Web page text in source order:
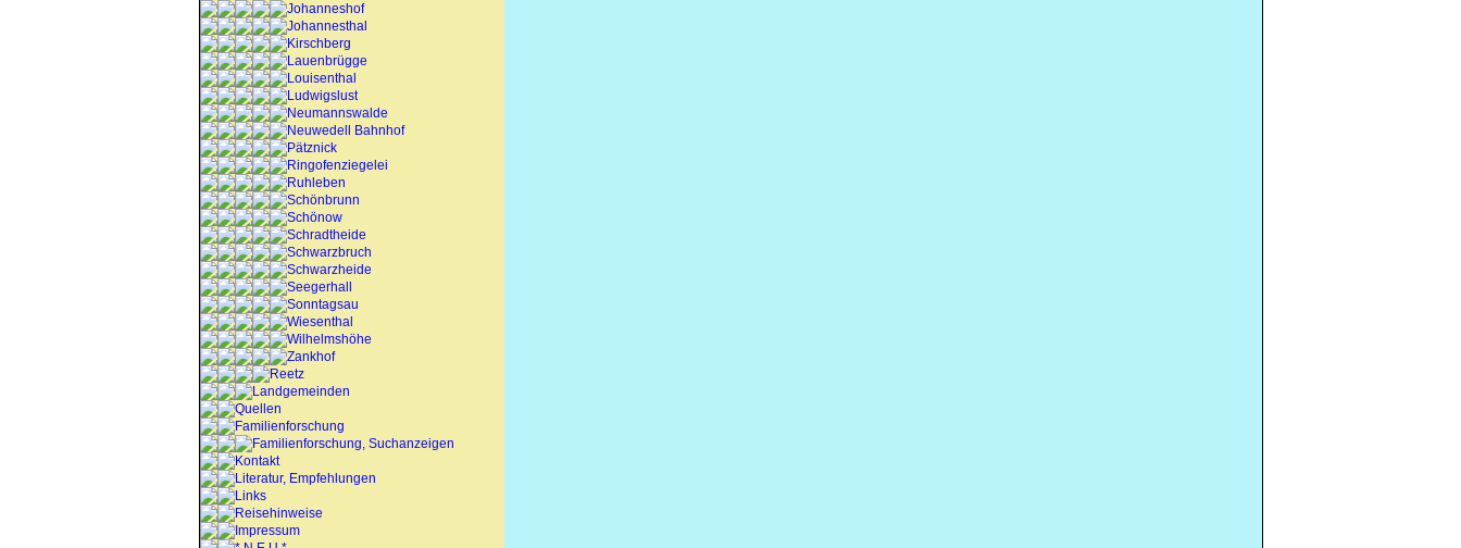
Johanneshof
Johannesthal
Kirschberg
Lauenbrügge
Louisenthal
Ludwigslust
Neumannswalde
Neuwedell Bahnhof
Pätznick
Ringofenziegelei
Ruhleben
Schönbrunn
Schönow
Schradtheide
Schwarzbruch
Schwarzheide
Seegerhall
Sonntagsau
Wiesenthal
Wilhelmshöhe
Zankhof
Reetz
Landgemeinden
Quellen
Familienforschung
Familienforschung, Suchanzeigen
Kontakt
Literatur, Empfehlungen
Links
Reisehinweise
Impressum